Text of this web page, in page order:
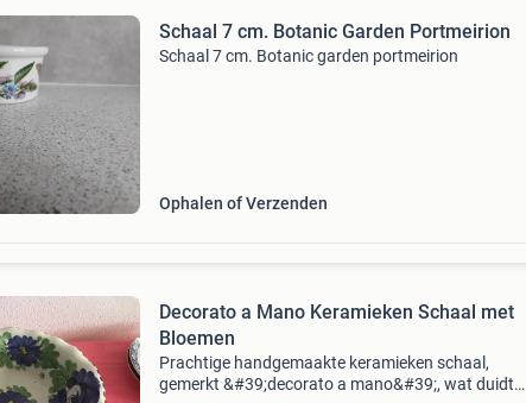
Schaal 7 cm. Botanic Garden Portmeirion
Schaal 7 cm. Botanic garden portmeirion
Ophalen of Verzenden
Decorato a Mano Keramieken Schaal met
Bloemen
Prachtige handgemaakte keramieken schaal,
gemerkt &#39;decorato a mano&#39;, wat duidt